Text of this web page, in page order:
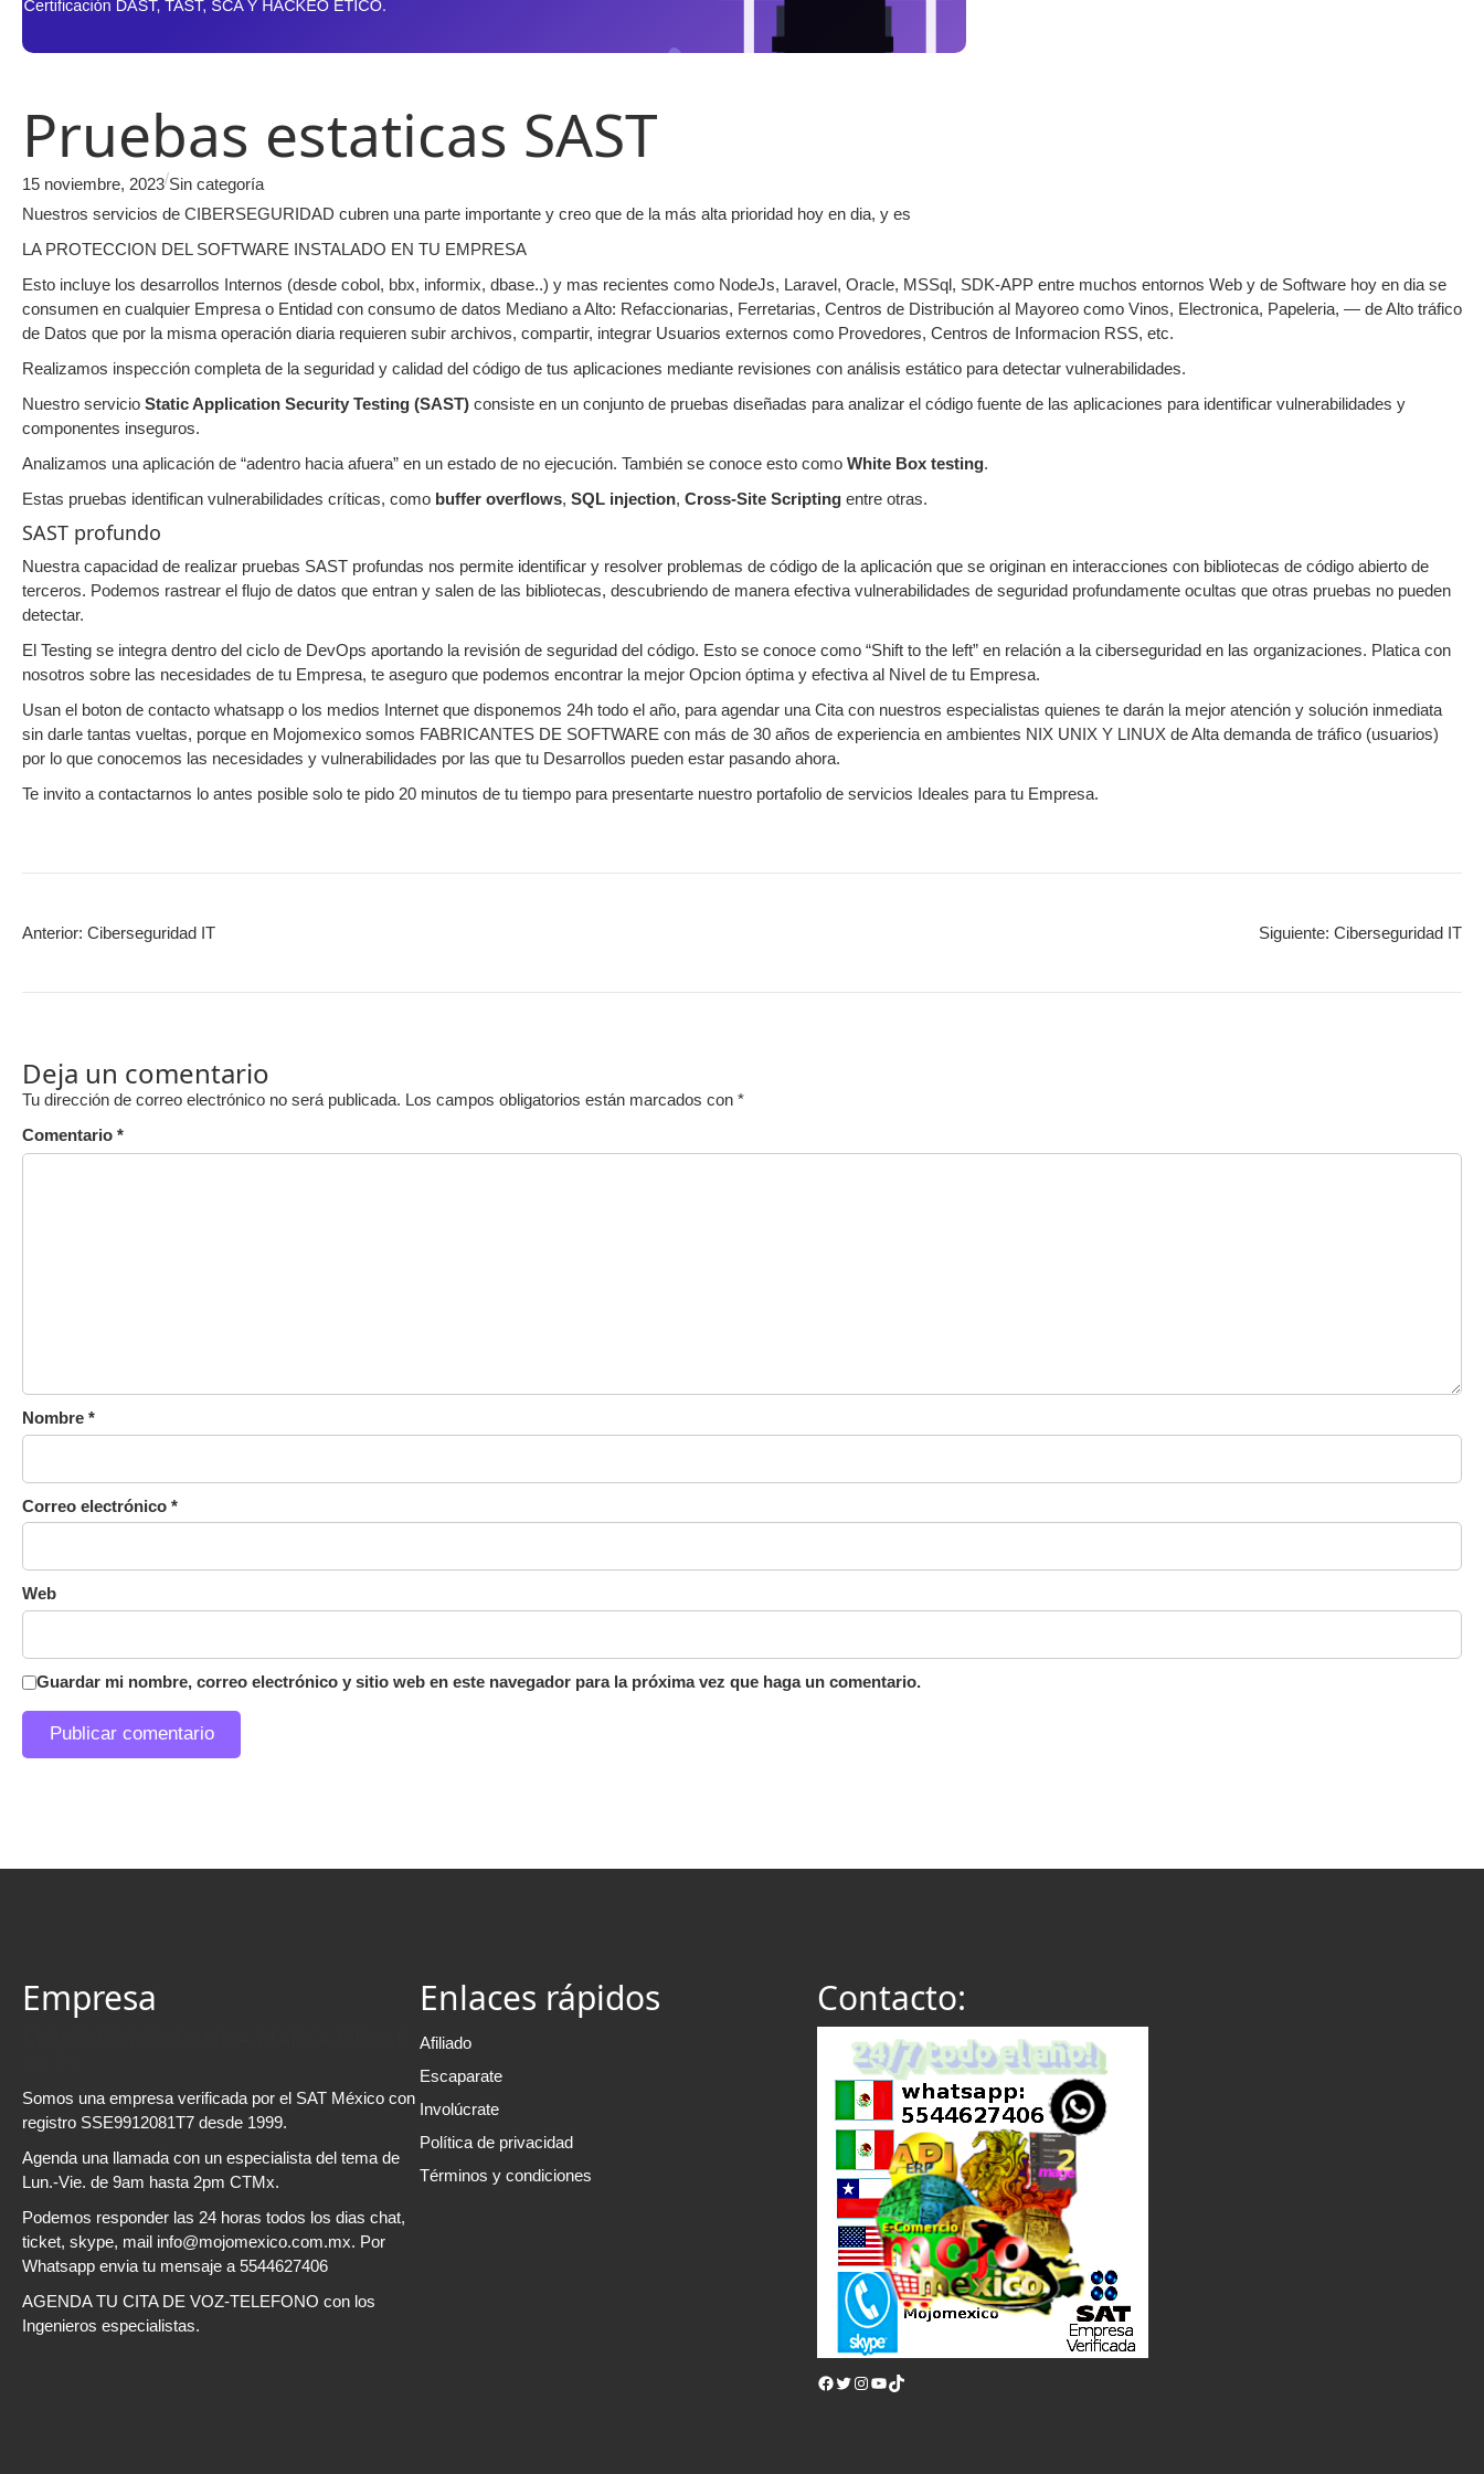
Pruebas estaticas SAST
15 noviembre, 2023/Sin categoría
Nuestros servicios de CIBERSEGURIDAD cubren una parte importante y creo que de la más alta prioridad hoy en dia, y es
LA PROTECCION DEL SOFTWARE INSTALADO EN TU EMPRESA
Esto incluye los desarrollos Internos (desde cobol, bbx, informix, dbase..) y mas recientes como NodeJs, Laravel, Oracle, MSSql, SDK-APP entre muchos entornos Web y de Software hoy en dia se
consumen en cualquier Empresa o Entidad con consumo de datos Mediano a Alto: Refaccionarias, Ferretarias, Centros de Distribución al Mayoreo como Vinos, Electronica, Papeleria, — de Alto tráfico
de Datos que por la misma operación diaria requieren subir archivos, compartir, integrar Usuarios externos como Provedores, Centros de Informacion RSS, etc.
Realizamos inspección completa de la seguridad y calidad del código de tus aplicaciones mediante revisiones con análisis estático para detectar vulnerabilidades.
Nuestro servicio Static Application Security Testing (SAST) consiste en un conjunto de pruebas diseñadas para analizar el código fuente de las aplicaciones para identificar vulnerabilidades y
componentes inseguros.
Analizamos una aplicación de “adentro hacia afuera” en un estado de no ejecución. También se conoce esto como White Box testing.
Estas pruebas identifican vulnerabilidades críticas, como buffer overflows, SQL injection, Cross-Site Scripting entre otras.
SAST profundo
Nuestra capacidad de realizar pruebas SAST profundas nos permite identificar y resolver problemas de código de la aplicación que se originan en interacciones con bibliotecas de código abierto de
terceros. Podemos rastrear el flujo de datos que entran y salen de las bibliotecas, descubriendo de manera efectiva vulnerabilidades de seguridad profundamente ocultas que otras pruebas no pueden
detectar.
El Testing se integra dentro del ciclo de DevOps aportando la revisión de seguridad del código. Esto se conoce como “Shift to the left” en relación a la ciberseguridad en las organizaciones. Platica con
nosotros sobre las necesidades de tu Empresa, te aseguro que podemos encontrar la mejor Opcion óptima y efectiva al Nivel de tu Empresa.
Usan el boton de contacto whatsapp o los medios Internet que disponemos 24h todo el año, para agendar una Cita con nuestros especialistas quienes te darán la mejor atención y solución inmediata
sin darle tantas vueltas, porque en Mojomexico somos FABRICANTES DE SOFTWARE con más de 30 años de experiencia en ambientes NIX UNIX Y LINUX de Alta demanda de tráfico (usuarios)
por lo que conocemos las necesidades y vulnerabilidades por las que tu Desarrollos pueden estar pasando ahora.
Te invito a contactarnos lo antes posible solo te pido 20 minutos de tu tiempo para presentarte nuestro portafolio de servicios Ideales para tu Empresa.
Anterior: Ciberseguridad IT Siguiente: Ciberseguridad IT
Deja un comentario
Tu dirección de correo electrónico no será publicada. Los campos obligatorios están marcados con *
Comentario *
Nombre *
Correo electrónico *
Web
Guardar mi nombre, correo electrónico y sitio web en este navegador para la próxima vez que haga un comentario.
Empresa
Somos una empresa verificada por el SAT México con
registro SSE9912081T7 desde 1999.
Agenda una llamada con un especialista del tema de
Lun.-Vie. de 9am hasta 2pm CTMx.
Podemos responder las 24 horas todos los dias chat,
ticket, skype, mail info@mojomexico.com.mx. Por
Whatsapp envia tu mensaje a 5544627406
AGENDA TU CITA DE VOZ-TELEFONO con los
Ingenieros especialistas.
Enlaces rápidos
Afiliado
Escaparate
Involúcrate
Política de privacidad
Términos y condiciones
Contacto:
Facebook Twitter Instagram YouTube TikTok